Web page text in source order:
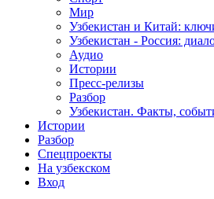
Мир
Узбекистан и Китай:
Узбекистан - Россия:
Аудио
Истории
Пресс-релизы
Разбор
Узбекистан. Факты,
Истории
Разбор
Спецпроекты
На узбекском
Вход